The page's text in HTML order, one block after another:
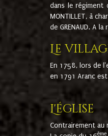
dans le régiment
MONTILLET, à
de GRENAUD. A
Le
En 1758, lors de
en 1791 Aranc
L'église
Contrairement au
ème